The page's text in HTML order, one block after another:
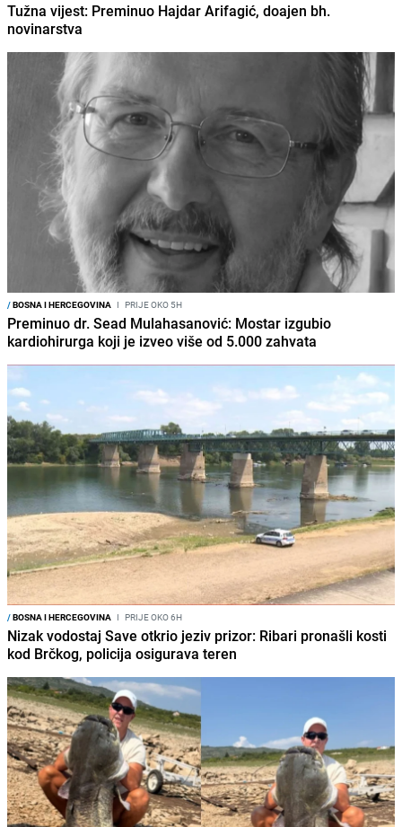
Tužna vijest: Preminuo Hajdar Arifagić, doajen bh.
novinarstva
/BOSNA I HERCEGOVINA I PRIJE OKO 5H
Preminuo dr. Sead Mulahasanović: Mostar izgubio
kardiohirurga koji je izveo više od 5.000 zahvata
/BOSNA I HERCEGOVINA I PRIJE OKO 6H
Nizak vodostaj Save otkrio jeziv prizor: Ribari pronašli kosti
kod Brčkog, policija osigurava teren